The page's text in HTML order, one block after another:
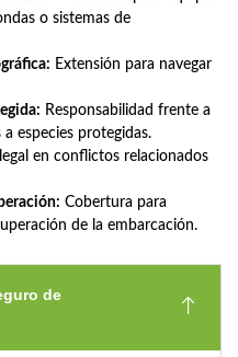
o sistemas de
Extensión para navegar
Responsabilidad frente a
especies protegidas.
en conflictos relacionados
Cobertura para
de la embarcación.
de